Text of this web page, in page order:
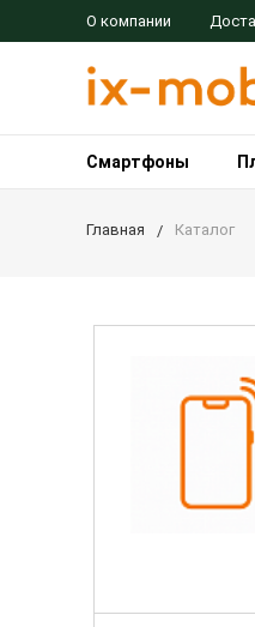
О компании
Смартфоны
Главная Каталог